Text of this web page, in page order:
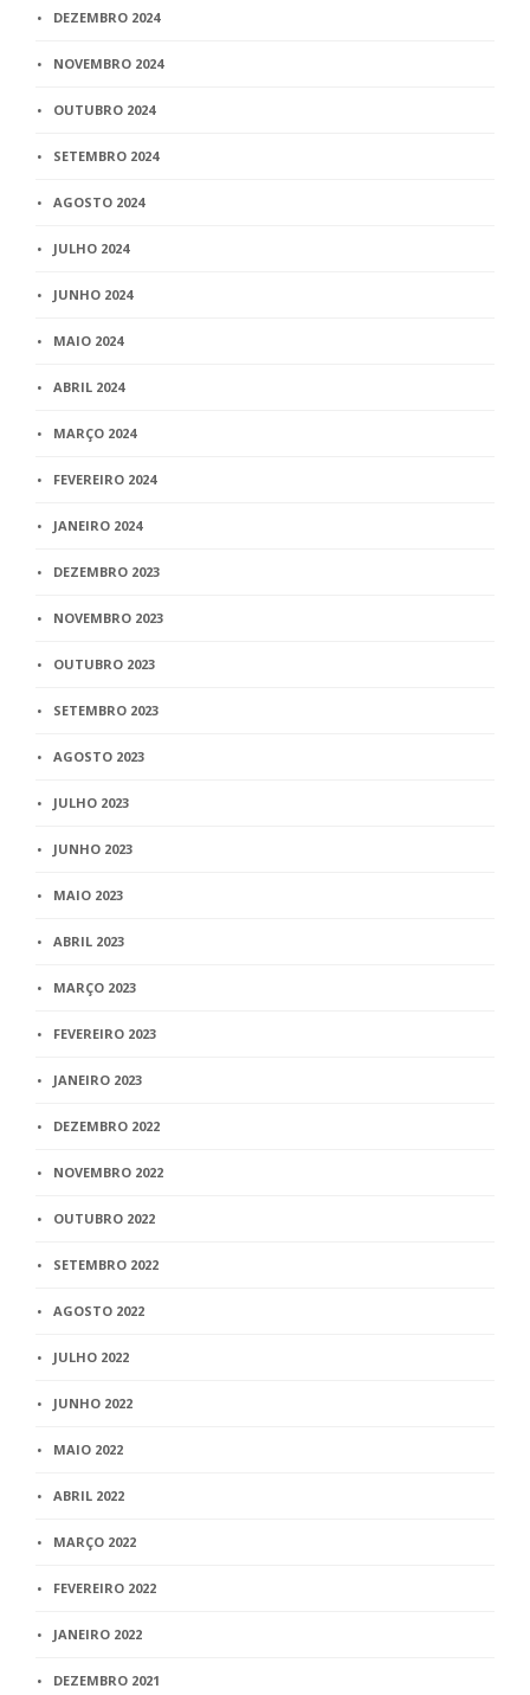
DEZEMBRO 2024
NOVEMBRO 2024
OUTUBRO 2024
SETEMBRO 2024
AGOSTO 2024
JULHO 2024
JUNHO 2024
MAIO 2024
ABRIL 2024
MARÇO 2024
FEVEREIRO 2024
JANEIRO 2024
DEZEMBRO 2023
NOVEMBRO 2023
OUTUBRO 2023
SETEMBRO 2023
AGOSTO 2023
JULHO 2023
JUNHO 2023
MAIO 2023
ABRIL 2023
MARÇO 2023
FEVEREIRO 2023
JANEIRO 2023
DEZEMBRO 2022
NOVEMBRO 2022
OUTUBRO 2022
SETEMBRO 2022
AGOSTO 2022
JULHO 2022
JUNHO 2022
MAIO 2022
ABRIL 2022
MARÇO 2022
FEVEREIRO 2022
JANEIRO 2022
DEZEMBRO 2021